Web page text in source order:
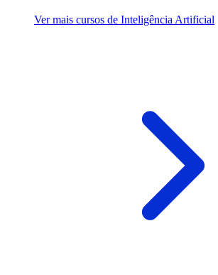
Ver mais cursos de Inteligência Artificial